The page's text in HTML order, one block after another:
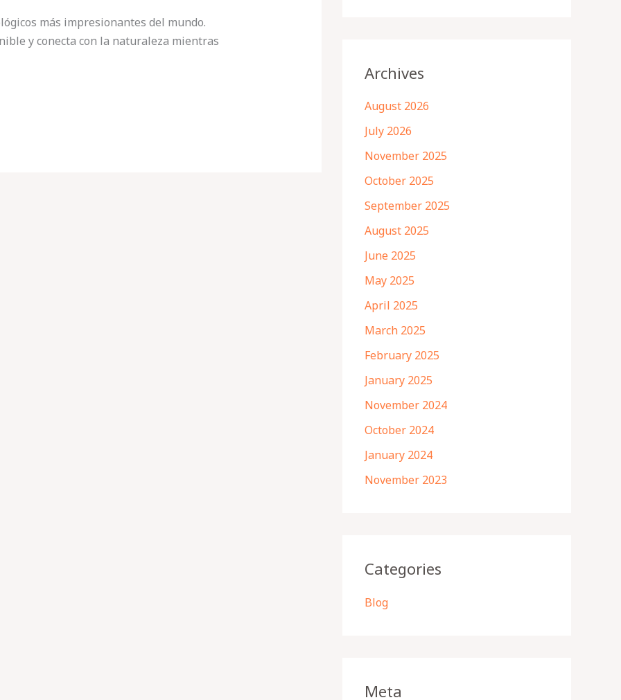
más impresionantes del mundo.
y conecta con la naturaleza mientras
Archives
August 2026
July 2026
November 2025
October 2025
September 2025
August 2025
June 2025
May 2025
April 2025
March 2025
February 2025
January 2025
November 2024
October 2024
January 2024
November 2023
Categories
Blog
Meta